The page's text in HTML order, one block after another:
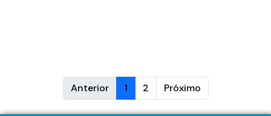
Anterior 1 2 Próximo